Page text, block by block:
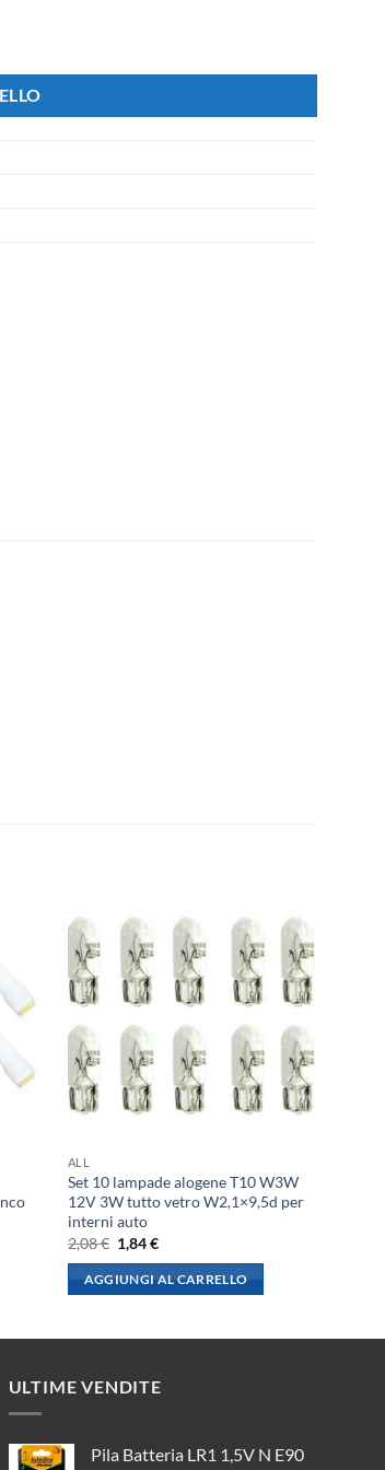
ALL
Set 10 lampade alogene T10 W3W
12V 3W tutto vetro W2,1×9,5d per
interni auto
2,08€ Il
prezzo
originale
era:
1,84€Il
attuale
è:
AGGIUNGI AL CARRELLO
ULTIME VENDITE
Pila Batteria LR1 1,5V N E90